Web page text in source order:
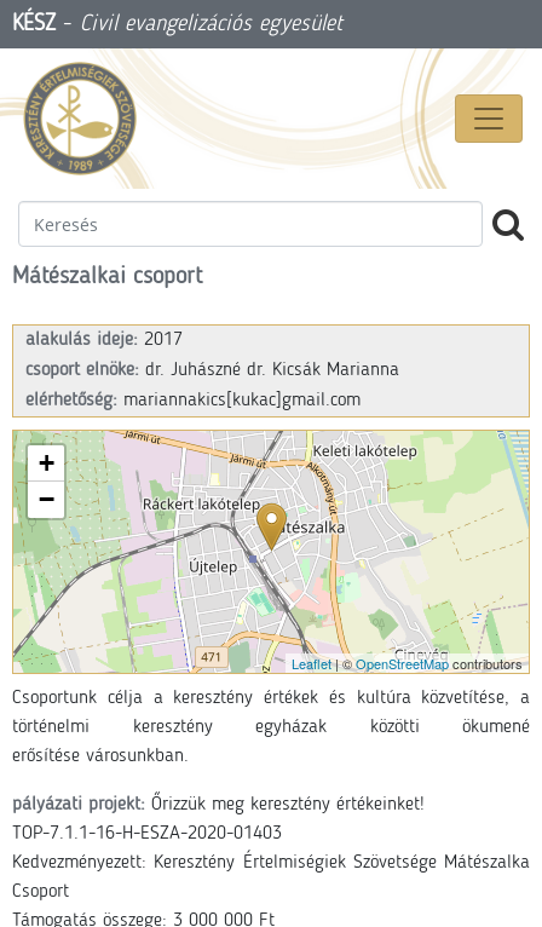
KÉSZ- Civil evangelizációs egyesület
Mátészalkai csoport
Csoportunk célja a keresztény értékek és kultúra közvetítése, a
történelmi keresztény egyházak közötti ökumené
erősítése városunkban.
pályázati projekt: Őrizzük meg keresztény értékeinket!
TOP-7.1.1-16-H-ESZA-2020-01403
Kedvezményezett: Keresztény Értelmiségiek Szövetsége Mátészalka
Csoport
Támogatás összege: 3 000 000 Ft
alakulás ideje: 2017
csoport elnöke: dr. Juhászné dr. Kicsák Marianna
elérhetőség: mariannakics[kukac]gmail.com
+
−
Leaflet| ©OpenStreetMapcontributors